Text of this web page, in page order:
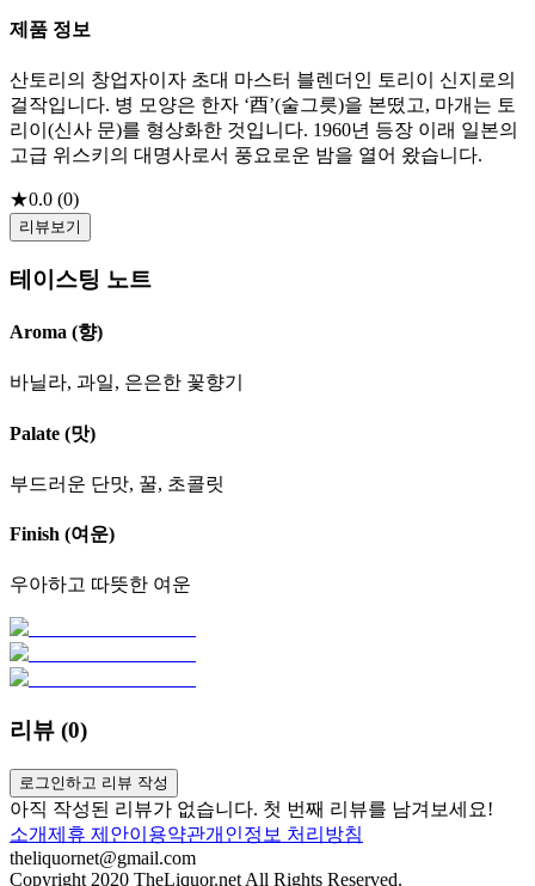
제품 정보
산토리의 창업자이자 초대 마스터 블렌더인 토리이 신지로의
걸작입니다. 병 모양은 한자 ‘酉’(술그릇)을 본떴고, 마개는 토
리이(신사 문)를 형상화한 것입니다. 1960년 등장 이래 일본의
고급 위스키의 대명사로서 풍요로운 밤을 열어 왔습니다.
★0.0 (0)
리뷰보기
테이스팅 노트
Aroma (향)
바닐라, 과일, 은은한 꽃향기
Palate (맛)
부드러운 단맛, 꿀, 초콜릿
Finish (여운)
우아하고 따뜻한 여운
리뷰 (0)
로그인하고 리뷰 작성
아직 작성된 리뷰가 없습니다. 첫 번째 리뷰를 남겨보세요!
소개제휴 제안이용약관개인정보 처리방침
theliquornet@gmail.com
Copyright 2020 TheLiquor.net All Rights Reserved.